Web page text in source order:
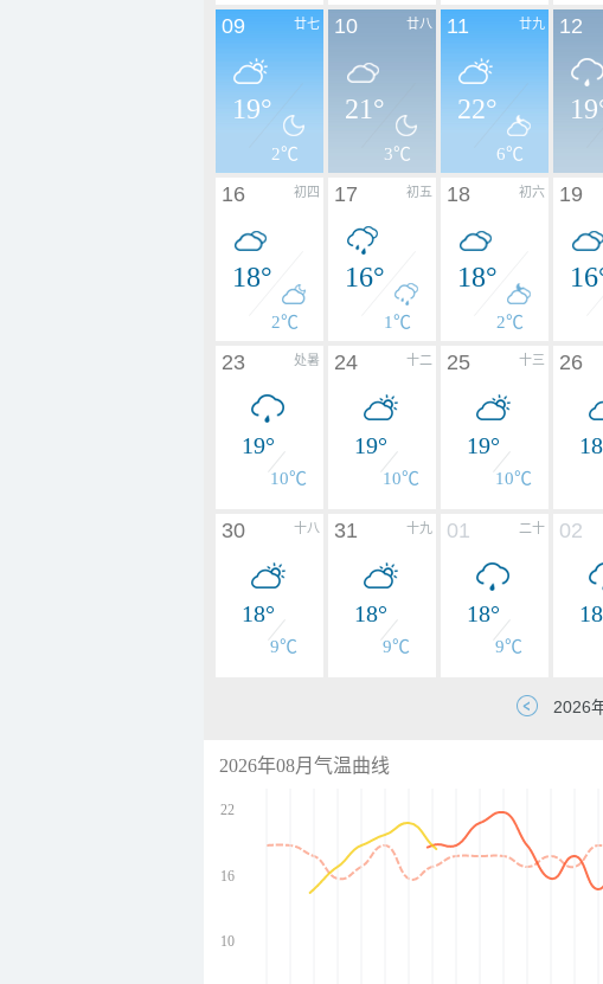
廿七
09
19°
2℃
廿八
10
21°
3℃
廿九
11
22°
6℃
12
初四
16
18°
2℃
初五
17
16°
1℃
初六
18
18°
2℃
19
处暑
23
19°
10℃
十二
24
19°
10℃
十三
25
19°
10℃
26
十八
30
18°
9℃
十九
31
18°
9℃
二十
01
18°
9℃
02
2026年08月气温曲线
22
16
10